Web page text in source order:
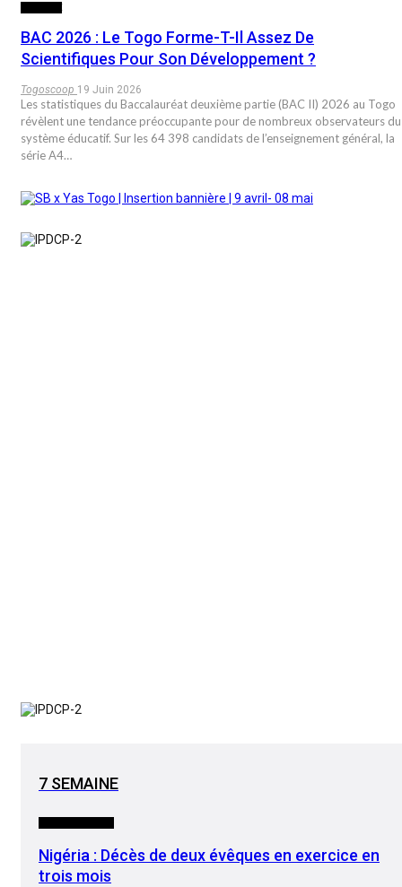
BAC 2026 : Le Togo Forme-T-Il Assez De
Scientifiques Pour Son Développement ?
Togoscoop 19 Juin 2026
Les statistiques du Baccalauréat deuxième partie (BAC II) 2026 au Togo
révèlent une tendance préoccupante pour de nombreux observateurs du
système éducatif. Sur les 64 398 candidats de l’enseignement général, la
série A4…
7 SEMAINE
Nigéria : Décès de deux évêques en exercice en
trois mois